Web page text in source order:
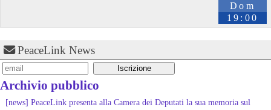
Dom
19:00
PeaceLink News
Archivio pubblico
[news] PeaceLink presenta alla Camera dei Deputati la sua memoria sul